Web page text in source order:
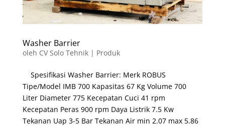
Washer Barrier
oleh CV Solo Tehnik| Produk
Spesifikasi Washer Barrier: Merk ROBUS
Tipe/Model IMB 700 Kapasitas 67 Kg Volume 700
Liter Diameter 775 Kecepatan Cuci 41 rpm
Kecepatan Peras 900 rpm Daya Listrik 7.5 Kw
Tekanan Uap 3-5 Bar Tekanan Air min 2.07 max 5.86